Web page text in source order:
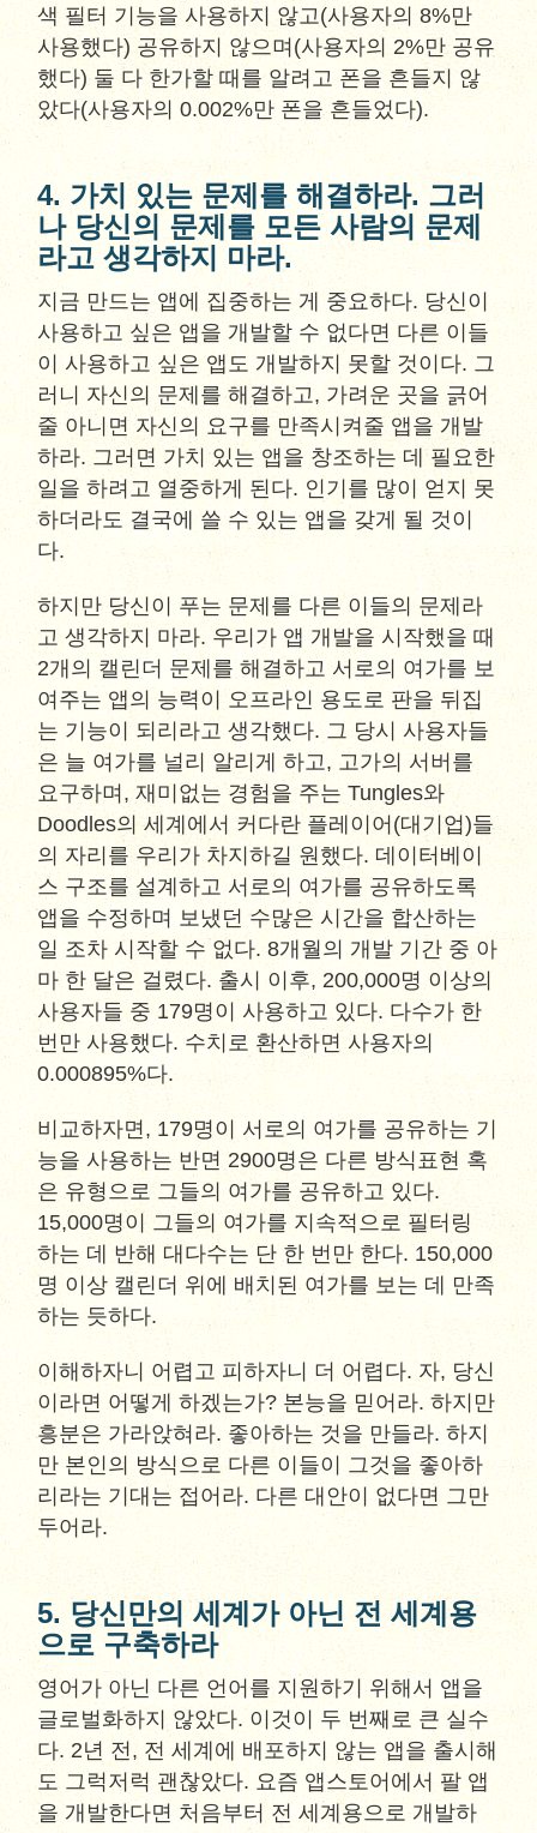
색 필터 기능을 사용하지 않고(사용자의 8%만
사용했다) 공유하지 않으며(사용자의 2%만 공유
했다) 둘 다 한가할 때를 알려고 폰을 흔들지 않
았다(사용자의 0.002%만 폰을 흔들었다).
4. 가치 있는 문제를 해결하라. 그러
나 당신의 문제를 모든 사람의 문제
라고 생각하지 마라.
지금 만드는 앱에 집중하는 게 중요하다. 당신이
사용하고 싶은 앱을 개발할 수 없다면 다른 이들
이 사용하고 싶은 앱도 개발하지 못할 것이다. 그
러니 자신의 문제를 해결하고, 가려운 곳을 긁어
줄 아니면 자신의 요구를 만족시켜줄 앱을 개발
하라. 그러면 가치 있는 앱을 창조하는 데 필요한
일을 하려고 열중하게 된다. 인기를 많이 얻지 못
하더라도 결국에 쓸 수 있는 앱을 갖게 될 것이
다.
하지만 당신이 푸는 문제를 다른 이들의 문제라
고 생각하지 마라. 우리가 앱 개발을 시작했을 때
2개의 캘린더 문제를 해결하고 서로의 여가를 보
여주는 앱의 능력이 오프라인 용도로 판을 뒤집
는 기능이 되리라고 생각했다. 그 당시 사용자들
은 늘 여가를 널리 알리게 하고, 고가의 서버를
요구하며, 재미없는 경험을 주는 Tungles와
Doodles의 세계에서 커다란 플레이어(대기업)들
의 자리를 우리가 차지하길 원했다. 데이터베이
스 구조를 설계하고 서로의 여가를 공유하도록
앱을 수정하며 보냈던 수많은 시간을 합산하는
일 조차 시작할 수 없다. 8개월의 개발 기간 중 아
마 한 달은 걸렸다. 출시 이후, 200,000명 이상의
사용자들 중 179명이 사용하고 있다. 다수가 한
번만 사용했다. 수치로 환산하면 사용자의
0.000895%다.
비교하자면, 179명이 서로의 여가를 공유하는 기
능을 사용하는 반면 2900명은 다른 방식표현 혹
은 유형으로 그들의 여가를 공유하고 있다.
15,000명이 그들의 여가를 지속적으로 필터링
하는 데 반해 대다수는 단 한 번만 한다. 150,000
명 이상 캘린더 위에 배치된 여가를 보는 데 만족
하는 듯하다.
이해하자니 어렵고 피하자니 더 어렵다. 자, 당신
이라면 어떻게 하겠는가? 본능을 믿어라. 하지만
흥분은 가라앉혀라. 좋아하는 것을 만들라. 하지
만 본인의 방식으로 다른 이들이 그것을 좋아하
리라는 기대는 접어라. 다른 대안이 없다면 그만
두어라.
5. 당신만의 세계가 아닌 전 세계용
으로 구축하라
영어가 아닌 다른 언어를 지원하기 위해서 앱을
글로벌화하지 않았다. 이것이 두 번째로 큰 실수
다. 2년 전, 전 세계에 배포하지 않는 앱을 출시해
도 그럭저럭 괜찮았다. 요즘 앱스토어에서 팔 앱
을 개발한다면 처음부터 전 세계용으로 개발하